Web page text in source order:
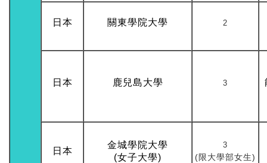
日本 關東學院大學 2
日本 鹿兒島大學 3
日本
金城學院大學
(女子大學)
3
(限大學部女生)